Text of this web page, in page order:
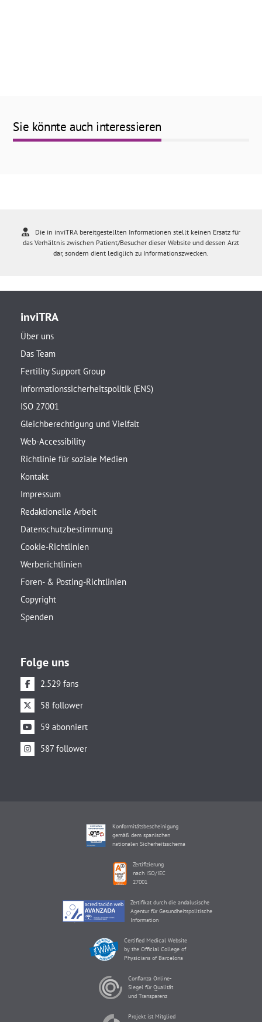
Sie könnte auch interessieren
Die in inviTRA bereitgestellten Informationen stellt keinen Ersatz für
das Verhältnis zwischen Patient/Besucher dieser Website und dessen Arzt
dar, sondern dient lediglich zu Informationszwecken.
inviTRA
Über uns
Das Team
Fertility Support Group
Informationssicherheitspolitik (ENS)
ISO 27001
Gleichberechtigung und Vielfalt
Web-Accessibility
Richtlinie für soziale Medien
Kontakt
Impressum
Redaktionelle Arbeit
Datenschutzbestimmung
Cookie-Richtlinien
Werberichtlinien
Foren- & Posting-Richtlinien
Copyright
Spenden
Folge uns
2.529 fans
58 follower
59 abonniert
587 follower
Konformitätsbescheinigung
gemäß dem spanischen
nationalen Sicherheitsschema
Zertifizierung
nach ISO/IEC
27001
Zertifikat durch die andalusische
Agentur für Gesundheitspolitische
Information
Certified Medical Website
by the Official College of
Physicians of Barcelona
Confianza Online-
Siegel für Qualität
und Transparenz
Projekt ist Mitglied